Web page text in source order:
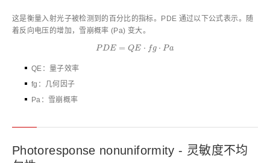
这是衡量入射光子被检测到的百分比的指标。PDE 通过以下公式表示。随
着反向电压的增加，雪崩概率 (Pa) 变大。
PDE = QE ⋅ fg ⋅ Pa
PD =QE⋅ g⋅P
QE：量子效率
fg：几何因子
Pa：雪崩概率
Photoresponse nonuniformity - 灵敏度不均